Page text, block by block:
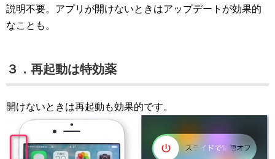
説明不要。アプリが開けないときはアップデートが効果的
なことも。
３．再起動は特効薬
開けないときは再起動も効果的です。